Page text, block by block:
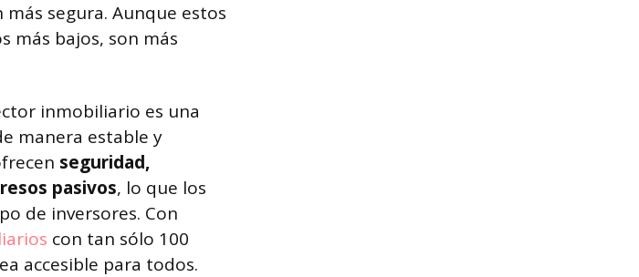
segura. Aunque estos
más bajos, son más
inmobiliario es una
manera estable y
seguridad,
pasivos, lo que los
de inversores. Con
con tan sólo 100
accesible para todos.